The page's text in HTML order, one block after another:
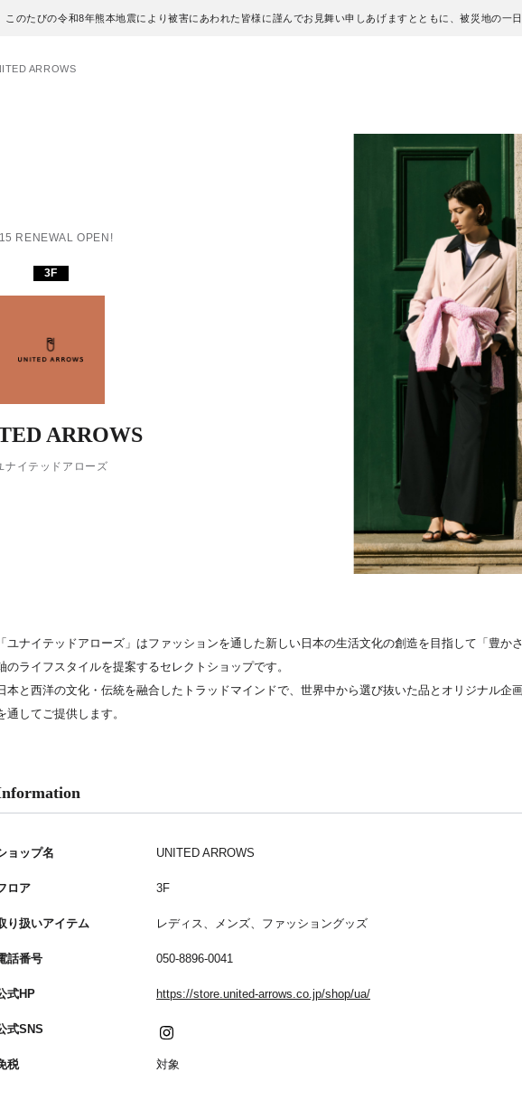
このたびの令和8年熊本地震により被害にあわれた皆様に謹んでお見舞い申しあげますとともに、被災地の一
ARROWS
RENEWAL OPEN!
3F
ARROWS
ナイテッドアローズ
「ユナイテッドアローズ」はファッションを通した新しい日本の生活文化の創造を目指して「豊か
のライフスタイルを提案するセレクトショップです。
本と西洋の文化・伝統を融合したトラッドマインドで、世界中から選び抜いた品とオリジナル企
通してご提供します。
ョップ名 UNITED ARROWS
ロア 3F
り扱いアイテム レディス、メンズ、ファッショングッズ
話番号 050-8896-0041
式HP https://store.united-arrows.co.jp/shop/ua/
式SNS
税 対象